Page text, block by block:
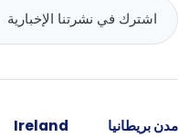
مدن بريطانيا Ireland